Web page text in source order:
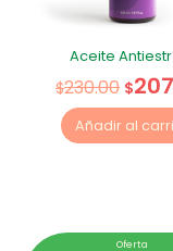
Aceite
$230.00 $
Añadir al
Oferta